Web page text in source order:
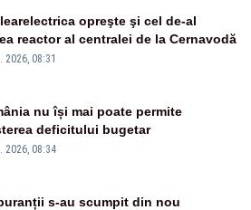
opreşte şi cel de-al
reactor al centralei de la Cernavodă
2026, 08:31
nu își mai poate permite
deficitului bugetar
2026, 08:34
s-au scumpit din nou